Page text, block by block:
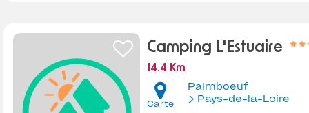
Camping L'Estuaire
14.4 Km
Carte
Paimboeuf
Pays-de-la-Loire